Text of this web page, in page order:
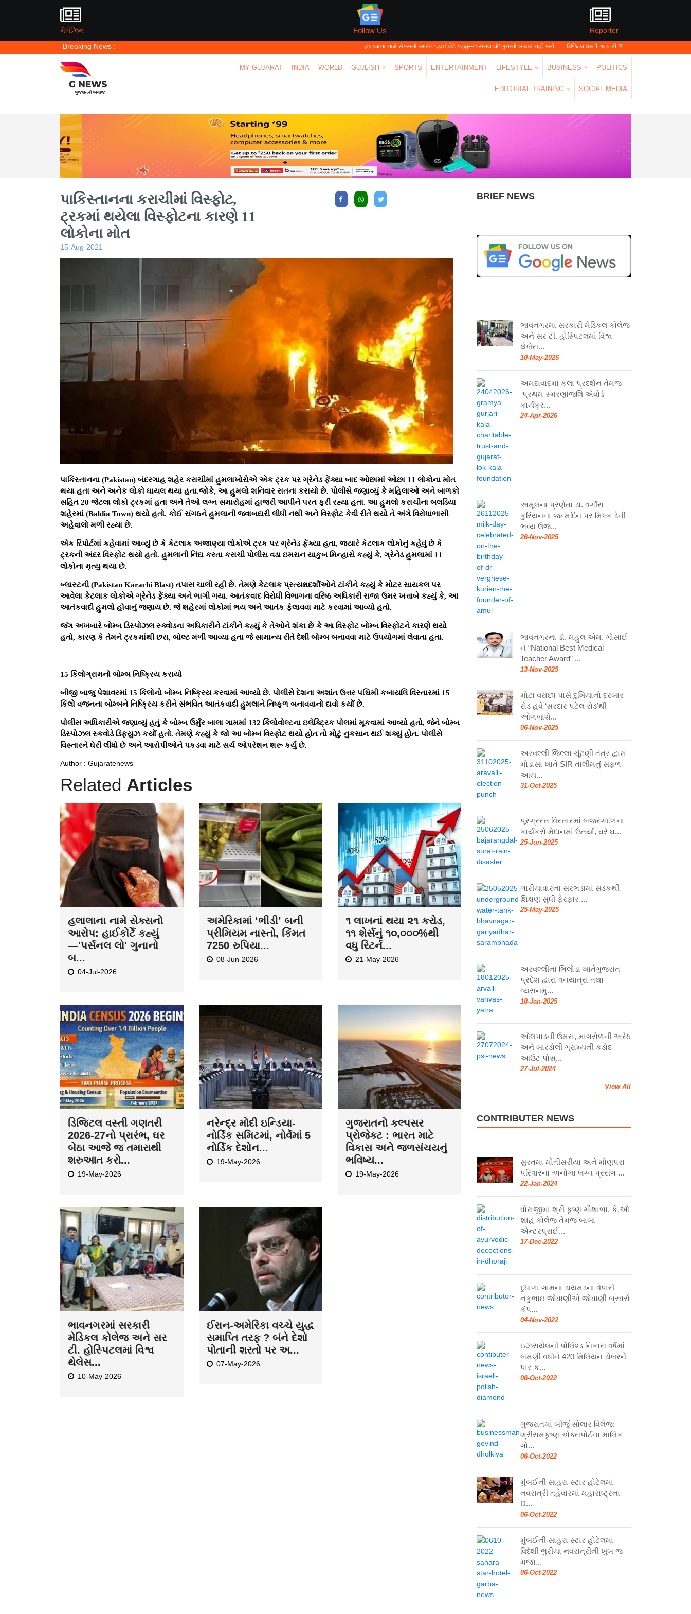
મેગેઝિન Follow Us
Reporter
Breaking News :
હલાલાના નામે સેક્સનો આરોપ: હાઈકોર્ટે કહ્યું—'પર્સનલ લો' ગુનાનો બચાવ નહીં બને ડિજિટલ વસ્તી ગણતરી 2026-27નો પ્રારંભ, ઘર બેઠા આજે જ તમારાથી
MY GUJARAT INDIA WORLD GUJLISH SPORTS ENTERTAINMENT LIFESTYLE BUSINESS POLITICS
EDITORIAL TRAINING SOCIAL MEDIA
પાકિસ્તાનના કરાચીમાં વિસ્ફોટ,
ટ્રકમાં થયેલા વિસ્ફોટના કારણે 11
લોકોના મોત
15-Aug-2021
પાકિસ્તાનના (Pakistan) બંદરગાહ શહેર કરાચીમાં હુમલાખોરોએ એક ટ્રક પર ગ્રેનેડ ફેંક્યા બાદ ઓછામાં ઓછા 11 લોકોના મોત
થયા હતા અને અનેક લોકો ઘાયલ થયા હતા.જોકે, આ હુમલો શનિવાર રાતના કરાયો છે. પોલીસે જણાવ્યું કે મહિલાઓ અને બાળકો
સહિત 20 જેટલા લોકો ટ્રકમાં હતા અને તેઓ લગ્ન સમારોહમાં હાજરી આપીને પરત ફરી રહ્યા હતા. આ હુમલો કરાચીના બલડિયા
શહેરમાં (Baldia Town) થયો હતો. કોઈ સંગઠને હુમલાની જવાબદારી લીધી નથી અને વિસ્ફોટ કેવી રીતે થયો તે અંગે વિરોધાભાસી
અહેવાલો મળી રહ્યા છે.
એક રિપોર્ટમાં કહેવામાં આવ્યું છે કે કેટલાક અજાણ્યા લોકોએ ટ્રક પર ગ્રેનેડ ફેંક્યા હતા, જ્યારે કેટલાક લોકોનું કહેવું છે કે
ટ્રકની અંદર વિસ્ફોટ થયો હતો. હુમલાની નિંદા કરતા કરાચી પોલીસ વડા ઇમરાન યાકુબ મિન્હાસે કહ્યું કે, ગ્રેનેડ હુમલામાં 11
લોકોના મૃત્યુ થયા છે.
બ્લાસ્ટની (Pakistan Karachi Blast) તપાસ ચાલી રહી છે. તેમણે કેટલાક પ્રત્યક્ષદર્શીઓને ટાંકીને કહ્યું કે મોટર સાયકલ પર
આવેલા કેટલાક લોકોએ ગ્રેનેડ ફેંક્યા અને ભાગી ગયા. આતંકવાદ વિરોધી વિભાગના વરિષ્ઠ અધિકારી રાજા ઉમર ખત્તાબે કહ્યું કે, આ
આતંકવાદી હુમલો હોવાનું જણાય છે. જે શહેરમાં લોકોમાં ભય અને આતંક ફેલાવવા માટે કરવામાં આવ્યો હતો.
જંગ અખબારે બોમ્બ ડિસ્પોઝલ સ્ક્વોડના અધિકારીને ટાંકીને કહ્યું કે તેઓને શંકા છે કે આ વિસ્ફોટ બોમ્બ વિસ્ફોટને કારણે થયો
હતો, કારણ કે તેમને ટ્રકમાંથી છરા, બોલ્ટ મળી આવ્યા હતા જે સામાન્ય રીતે દેશી બોમ્બ બનાવવા માટે ઉપયોગમાં લેવાતા હતા.
15 કિલોગ્રામનો બોમ્બ નિષ્ક્રિય કરાયો
બીજી બાજુ પેશાવરમાં 15 કિલોનો બોમ્બ નિષ્ક્રિય કરવામાં આવ્યો છે. પોલીસે દેશના અશાંત ઉત્તર પશ્ચિમી કબાયલિ વિસ્તારમાં 15
કિલો વજનના બોમ્બને નિષ્ક્રિય કરીને સંભવિત આતંકવાદી હુમલાને નિષ્ફળ બનાવવાનો દાવો કર્યો છે.
પોલીસ અધિકારીએ જણાવ્યું હતું કે બોમ્બ ઉર્મુર બાલા ગામમાં 132 કિલોવોલ્ટના ઇલેક્ટ્રિક પોલમાં મૂકવામાં આવ્યો હતો, જેને બોમ્બ
ડિસ્પોઝલ સ્કવોડે ડિફ્યુઝ કર્યો હતો. તેમણે કહ્યું કે જો આ બોમ્બ વિસ્ફોટ થયો હોત તો મોટું નુકસાન થઈ શક્યું હોત. પોલીસે
વિસ્તારને ઘેરી લીધો છે અને આરોપીઓને પકડવા માટે સર્ચ ઓપરેશન શરૂ કર્યું છે.
Author : Gujaratenews
Related Articles
હલાલાના નામે સેક્સનો
આરોપ: હાઈકોર્ટે કહ્યું
—'પર્સનલ લો' ગુનાનો
બ...
04-Jul-2026
અમેરિકામાં ‘ભીંડી’ બની
પ્રીમિયમ નાસ્તો, કિંમત
7250 રુપિયા...
08-Jun-2026
૧ લાખનાં થયા ૨૧ કરોડ,
૧૧ શેર્સનું ૧૦,૦૦૦%થી
વધુ રિટર્ન...
21-May-2026
ડિજિટલ વસ્તી ગણતરી
2026-27નો પ્રારંભ, ઘર
બેઠા આજે જ તમારાથી
શરુઆત કરો...
19-May-2026
નરેન્દ્ર મોદી ઇન્ડિયા-
નોર્ડિક સમિટમાં, નોર્વેમાં 5
નોર્ડિક દેશોન...
19-May-2026
ગુજરાતનો કલ્પસર
પ્રોજેક્ટ : ભારત માટે
વિકાસ અને જળસંચયનું
ભવિષ્ય...
19-May-2026
ભાવનગરમાં સરકારી
મેડિકલ કોલેજ અને સર
ટી. હોસ્પિટલમાં વિશ્વ
થેલેસ...
10-May-2026
ઈરાન-અમેરિકા વચ્ચે યુદ્ધ
સમાપ્તિ તરફ ? બંને દેશો
પોતાની શરતો પર અ...
07-May-2026
BRIEF NEWS
ભાવનગરમાં સરકારી મેડિકલ કોલેજ
અને સર ટી. હોસ્પિટલમાં વિશ્વ
થેલેસ...
10-May-2026
અમદાવાદમાં કલા પ્રદર્શન તેમજ
પ્રથમ સ્મરણાંજલિ એવોર્ડ
કાર્યક્ર...
24-Apr-2026
અમૂલના પ્રણેતા ડૉ. વર્ગીસ
કુરિયનના જન્મદિન પર મિલ્ક ડેની
ભવ્ય ઉજ...
26-Nov-2025
ભાવનગરના ડૉ. મહુલ એમ. ગોસાઈ
ને “National Best Medical
Teacher Award” ...
13-Nov-2025
મોટા વરાછા પાસે દુખિયાનો દરબાર
રોડ હવે ‘સરદાર પટેલ રોડ’થી
ઓળખાશે...
06-Nov-2025
અરવલ્લી જિલ્લા ચૂંટણી તંત્ર દ્વારા
મોડાસા ખાતે SIR તાલીમનું સફળ
આય...
31-Oct-2025
પૂરગ્રસ્ત વિસ્તારમાં બજરંગદળના
કાર્યકરો મેદાનમાં ઉતર્યા, ઘરે ઘ...
25-Jun-2025
ગારીયાધારના સરંભડામાં સડકથી
શિક્ષણ સુધી ફેરફાર ...
25-May-2025
અરવલ્લીના ભિલોડા ખાતેગુજરાત
પ્રદેશ દ્વારા વનયાત્રા તથા
વ્યસનમુ...
18-Jan-2025
ઓલપાડની ઉમરા, માંગરોળની અરેઠ
અને બારડોલી ગ્રામ્યની કડોદ
આઉટ પોસ્...
27-Jul-2024
View All
CONTRIBUTER NEWS
સુરતમા મોતીસરીયા અને મોણપરા
પરિવારના અનોખા લગ્ન પ્રસંગ ...
22-Jan-2024
ધોરાજીમાં શ્રી કૃષ્ણ ગૌશાળા, કે.ઓ
શાહ કોલેજ તેમજ બાબા
એન્ટરપ્રાઈ...
17-Dec-2022
દુધાળા ગામના ડાયમંડના વેપારી
નકુભાઇ જોધાણીએ જોધાણી બ્રધર્સ
કંપ...
04-Nov-2022
ઇઝરાયેલની પોલિશ્ડ નિકાસ વર્ષમાં
બમણી વધીને 420 મિલિયન ડોલરને
પાર ક...
06-Oct-2022
ગુજરાતમાં બીજું સોલાર વિલેજ:
શ્રીરામકૃષ્ણ એક્સપોર્ટના માલિક
ગો...
06-Oct-2022
મુંબઈની સાહરા સ્ટાર હોટેલમાં
નવરાત્રી તહેવારમાં મહારાષ્ટ્રના
D...
06-Oct-2022
મુંબઈની સાહરા સ્ટાર હોટેલમાં
વિદેશી ભુરીયા નવરાત્રીની ખુબ જ
મજા...
06-Oct-2022